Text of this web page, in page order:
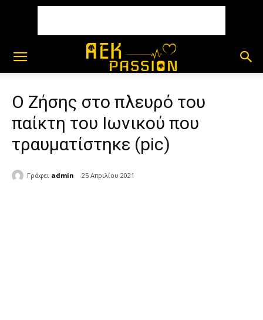
Ο Ζήσης στο πλευρό του
παίκτη του Ιωνικού που
τραυματίστηκε (pic)
Γράφει admin 25 Απριλίου 2021